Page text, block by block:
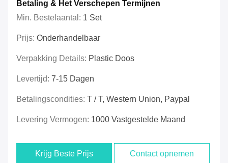
Betaling & Het Verschepen Termijnen
Min. Bestelaantal: 1 Set
Prijs: Onderhandelbaar
Verpakking Details: Plastic Doos
Levertijd: 7-15 Dagen
Betalingscondities: T / T, Western Union, Paypal
Levering Vermogen: 1000 Vastgestelde Maand
Krijg Beste Prijs Contact opnemen